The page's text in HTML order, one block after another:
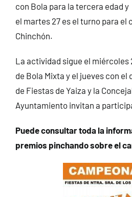
con Bola para la tercera edad
el martes 27 es el turno para el
Chinchón.
La actividad sigue el miércoles
de Bola Mixta y el jueves con el
de Fiestas de Yaiza y la
Ayuntamiento invitan a
Puede consultar toda la
premios pinchando sobre el